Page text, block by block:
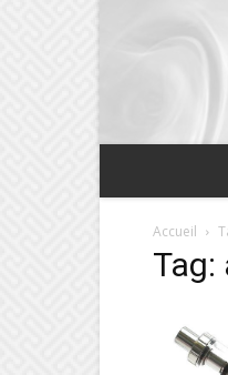
Accueil
Tag: